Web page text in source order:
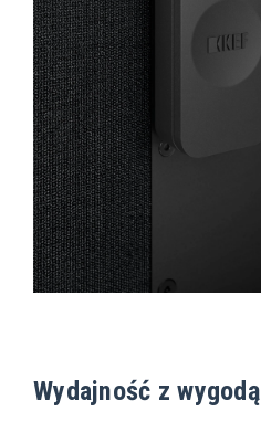
Wydajność z wygodą